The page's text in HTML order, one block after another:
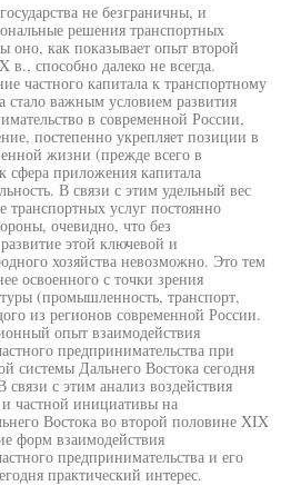
не безграничны, и
решения транспортных
оно, как показывает опыт второй
способно далеко не всегда.
частного капитала к транспортному
стало важным условием развития
в современной России,
постепенно укрепляет позиции в
жизни (прежде всего в
сфера приложения капитала
В связи с этим удельный вес
услуг постоянно
очевидно, что без
этой ключевой и
хозяйства невозможно. Это тем
освоенного с точки зрения
(промышленность, транспорт,
из регионов современной России.
опыт взаимодействия
предпринимательства при
системы Дальнего Востока сегодня
с этим анализ воздействия
частной инициативы на
Востока во второй половине XIX
форм взаимодействия
предпринимательства и его
практический интерес.